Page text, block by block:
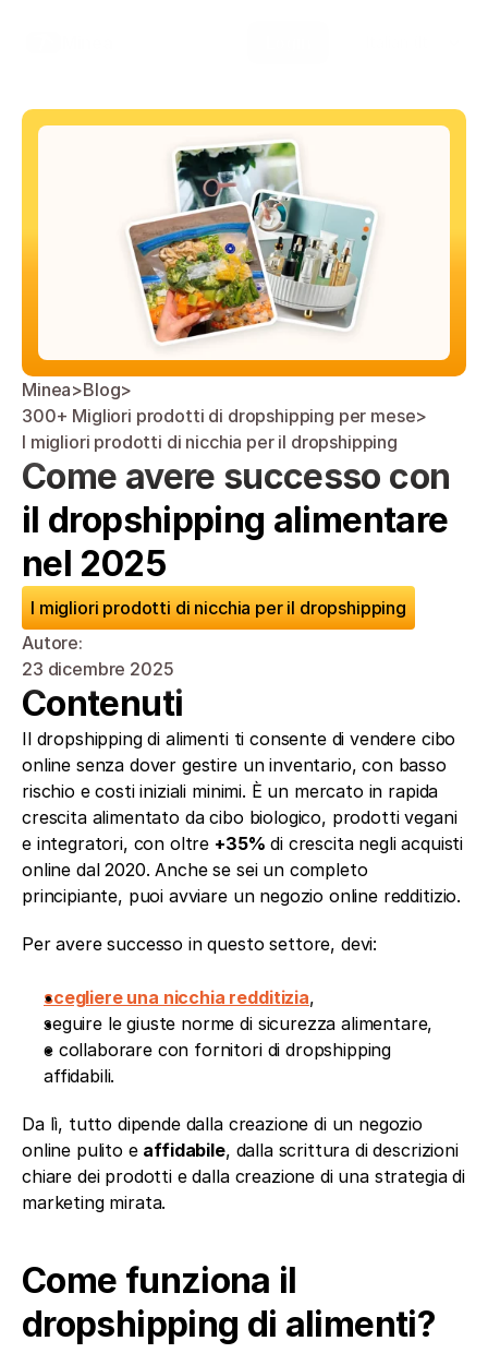
Minea>Blog>
300+ Migliori prodotti di dropshipping per mese>
I migliori prodotti di nicchia per il dropshipping
Come avere successo con
il dropshipping alimentare
nel 2025
I migliori prodotti di nicchia per il dropshipping
Autore:
23 dicembre 2025
Contenuti
Il dropshipping di alimenti ti consente di vendere cibo
online senza dover gestire un inventario, con basso
rischio e costi iniziali minimi. È un mercato in rapida
crescita alimentato da cibo biologico, prodotti vegani
e integratori, con oltre +35% di crescita negli acquisti
online dal 2020. Anche se sei un completo
principiante, puoi avviare un negozio online redditizio.
Per avere successo in questo settore, devi:
scegliere una nicchia redditizia,
seguire le giuste norme di sicurezza alimentare,
e collaborare con fornitori di dropshipping
affidabili.
Da lì, tutto dipende dalla creazione di un negozio
online pulito e affidabile, dalla scrittura di descrizioni
chiare dei prodotti e dalla creazione di una strategia di
marketing mirata.
Come funziona il
dropshipping di alimenti?